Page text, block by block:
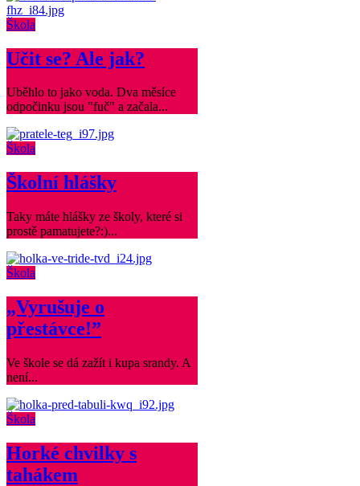
Škola
Učit se? Ale jak?
Uběhlo to jako voda. Dva měsíce
odpočinku jsou "fuč" a začala...
Škola
Školní hlášky
Taky máte hlášky ze školy, které si
prostě pamatujete?:)...
Škola
„Vyrušuje o
přestávce!”
Ve škole se dá zažít i kupa srandy. A
není...
Škola
Horké chvilky s
tahákem